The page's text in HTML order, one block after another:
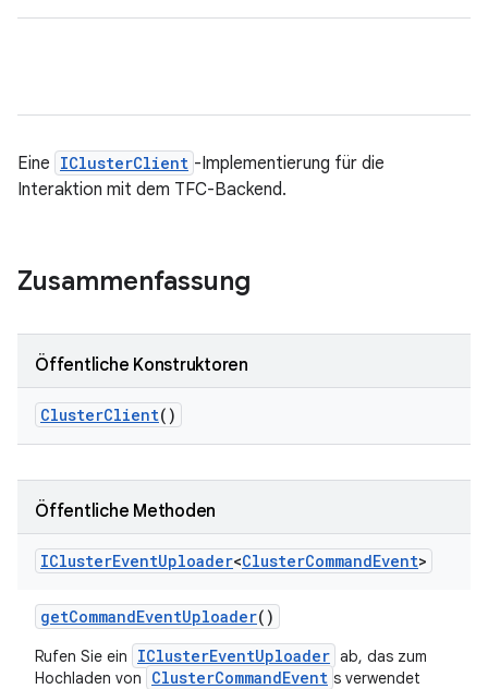
Eine IClusterClient -Implementierung für die
Interaktion mit dem TFC-Backend.
Zusammenfassung
Öffentliche Konstruktoren
ClusterClient()
Öffentliche Methoden
IClusterEventUploader<ClusterCommandEvent>
getCommandEventUploader()
Rufen Sie ein IClusterEventUploader ab, das zum
Hochladen von
ClusterCommandEvent s verwendet